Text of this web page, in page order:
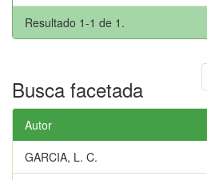
Resultado 1-1 de 1.
Busca facetada
Autor
GARCIA, L. C.